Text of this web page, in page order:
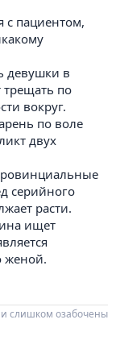
с пациентом,
девушки в
трещать по
вокруг.
по воле
двух
серийного
расти.
ищет
женой.
слишком озабочены